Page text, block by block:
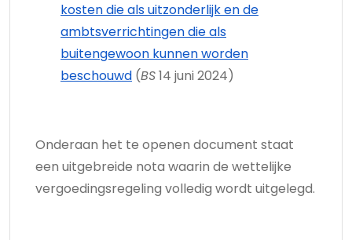
kosten die als uitzonderlijk en de
ambtsverrichtingen die als
buitengewoon kunnen worden
beschouwd (BS14 juni 2024)
Onderaan het te openen document staat
een uitgebreide nota waarin de wettelijke
vergoedingsregeling volledig wordt uitgelegd.